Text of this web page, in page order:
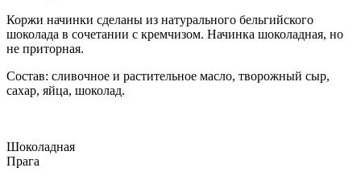
Коржи начинки сделаны из натурального бельгийского
шоколада в сочетании с кремчизом. Начинка шоколадная, но
не приторная.
Состав: сливочное и растительное масло, творожный сыр,
сахар, яйца, шоколад.
Шоколадная
Прага